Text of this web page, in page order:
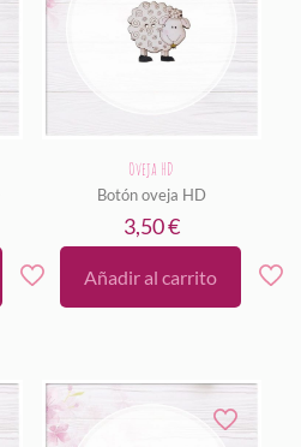
Oveja HD
Botón oveja HD
3,50€
Añadir al carrito